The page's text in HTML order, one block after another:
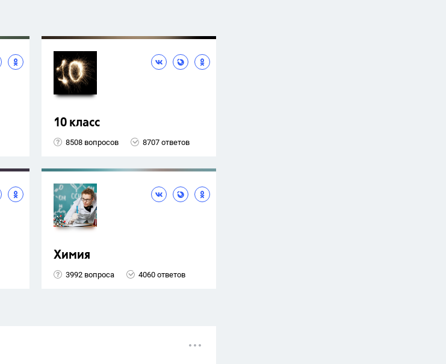
10 класс
8508 вопросов 8707 ответов
Химия
3992 вопроса 4060 ответов